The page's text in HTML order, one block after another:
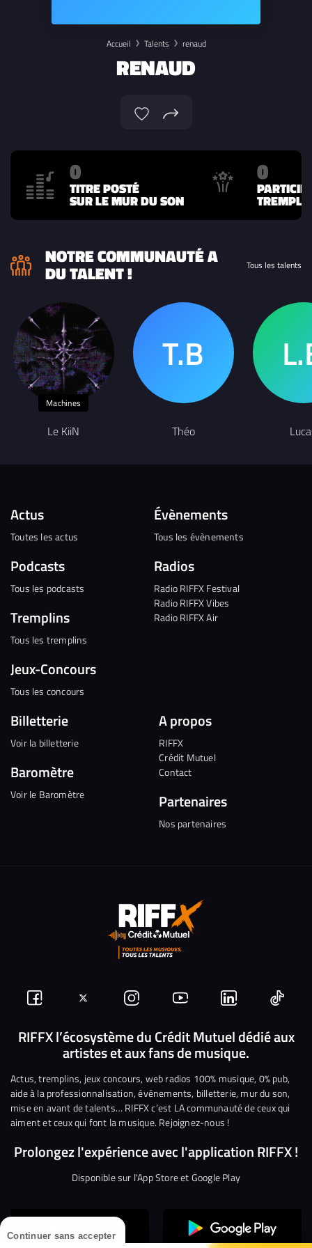
Continuer sans accepter
Accueil Talents renaud
RENAUD
0
TITRE POSTÉ
SUR LE MUR DU SON
0
NOTRE COMMUNAUTÉ A
DU TALENT ! Tous les talents
Machines
Le KiiN Théo
Actus
Toutes les actus
Podcasts
Tous les podcasts
Tremplins
Tous les tremplins
Jeux-Concours
Tous les concours
Évènements
Tous les évènements
Radios
Radio RIFFX Festival
Radio RIFFX Vibes
Radio RIFFX Air
Billetterie
Voir la billetterie
Baromètre
Voir le Baromètre
A propos
RIFFX
Crédit Mutuel
Contact
Partenaires
Nos partenaires
Suivez-
nous
Facebook
Suivez-
nous
sur
Twitter
Nous
rejoindre
sur
Instagram
Nous
rejoindre
sur
YouTube
Nous
rejoindre
sur
Linkedin
Nous
RIFFX l’écosystème du Crédit Mutuel dédié aux
artistes et aux fans de musique.
Actus, tremplins, jeux concours, web radios 100% musique, 0% pub,
aide à la professionnalisation, événements, billetterie, mur du son,
mise en avant de talents… RIFFX c’est LA communauté de ceux qui
aiment et ceux qui font la musique. Rejoignez-nous !
Prolongez l'expérience avec l'application RIFFX !
Disponible sur l'App Store et Google Play